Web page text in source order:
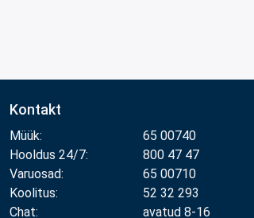
Kontakt
Müük:
65 00740
Hooldus 24/7:
800 47 47
Varuosad:
65 00710
Koolitus:
52 32 293
Chat:
avatud 8-16